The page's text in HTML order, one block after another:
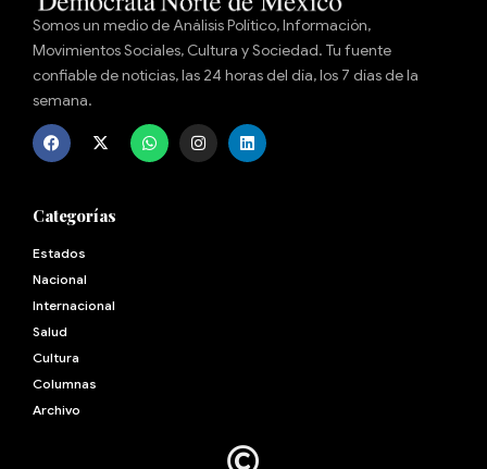
Somos un medio de Análisis Político, Información,
Movimientos Sociales, Cultura y Sociedad. Tu fuente
confiable de noticias, las 24 horas del día, los 7 días de la
semana.
Categorías
Estados
Nacional
Internacional
Salud
Cultura
Archivo